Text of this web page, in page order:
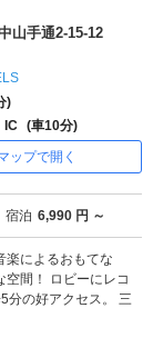
山手通2-15-12
)
IC (車10分)
ップで開く
宿泊 6,990 円 ～
楽によるおもてな
間！ ロビーにレコ
分の好アクセス。 三